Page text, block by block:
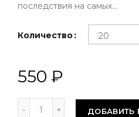
последствия на самых...
Количество 20
550 ₽
ДОБАВИТЬ